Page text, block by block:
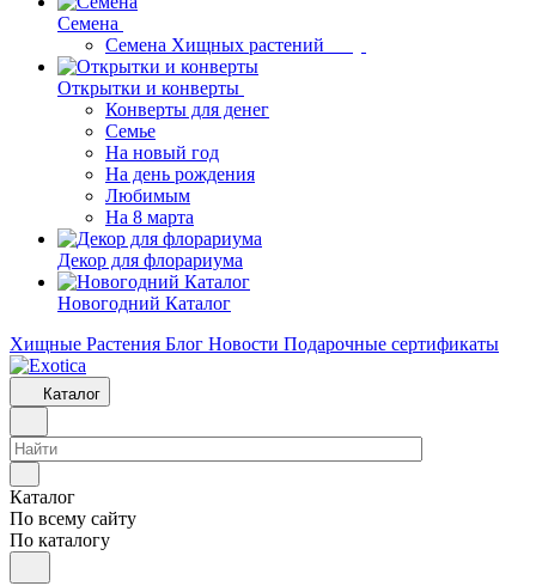
Семена
Семена Хищных растений
Открытки и конверты
Конверты для денег
Семье
На новый год
На день рождения
Любимым
На 8 марта
Декор для флорариума
Новогодний Каталог
Хищные Растения Блог Новости Подарочные сертификаты
Каталог
Каталог
По всему сайту
По каталогу